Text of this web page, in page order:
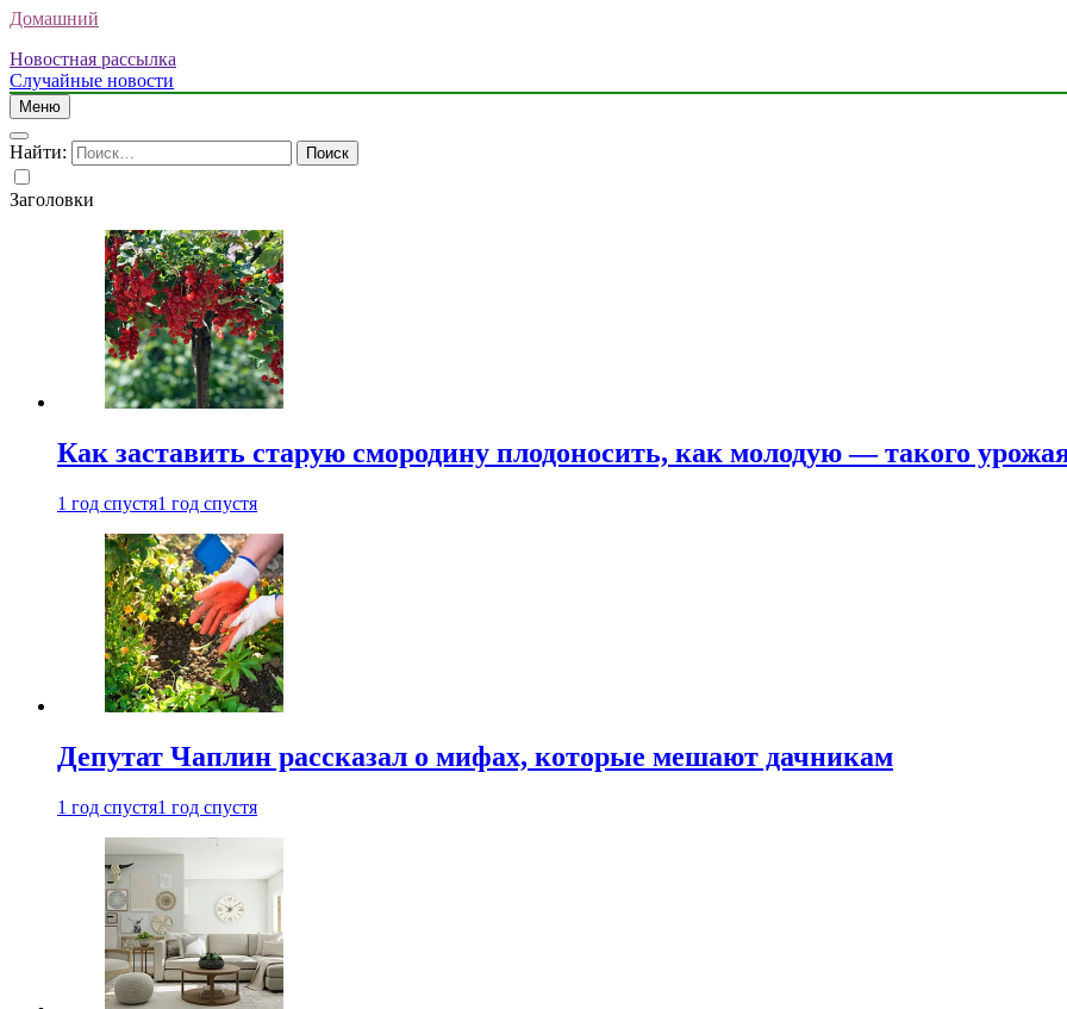
Домашний
Новостная рассылка
Случайные новости
Меню
Найти:
Заголовки
Как заставить старую смородину плодоносить, как молодую — такого
1 год спустя1 год спустя
Депутат Чаплин рассказал о мифах, которые мешают дачникам
1 год спустя1 год спустя